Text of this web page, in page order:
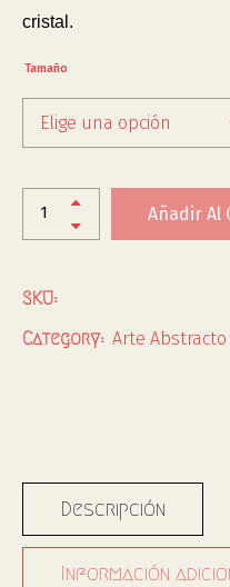
cristal.
Tamaño
Elige una opción
Añadir Al
SKU:
Category: Arte Abstracto
Descripción
Información